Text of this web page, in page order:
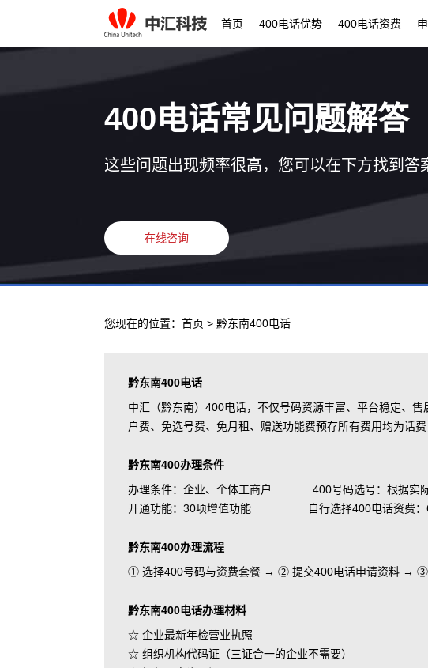
首页 400电话优势 400电话资费
400电话常见问题解答
这些问题出现频率很高，您可以在下方找到答
在线咨询
您现在的位置： 首页 > 黔东南400电话
黔东南400电话
中汇（黔东南）400电话，不仅号码资源丰富、平台稳定、
户费、免选号费、免月租、赠送功能费预存所有费用均为话
黔东南400办理条件
办理条件：企业、个体工商户 400号码选号：根据实际
开通功能：30项增值功能 自行选择400电话资费：
黔东南400办理流程
① 选择400号码与资费套餐 → ② 提交400电话申请资料 → ③
黔东南400电话办理材料
☆ 企业最新年检营业执照
☆ 组织机构代码证（三证合一的企业不需要）